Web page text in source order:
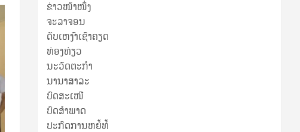
ຂ່າວໜ້າໜຶ່ງ
ຈະລາຈອນ
ດັບເຫງົາເຊົາຄຽດ
ທ່ອງທ່ຽວ
ນະວັດຕະກໍາ
ນານາສາລະ
ບົດສະເໜີ
ບົດສໍາພາດ
ປະກົດການຫຍໍ້ທໍ້